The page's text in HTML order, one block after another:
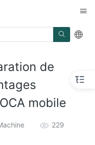
de
mobile
229